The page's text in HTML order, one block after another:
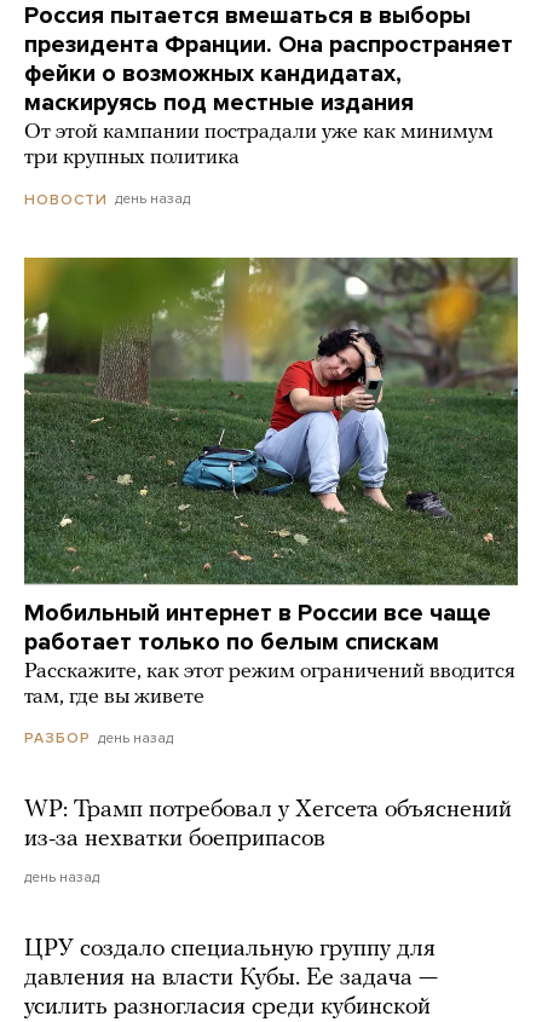
Россия пытается вмешаться в выборы
президента Франции. Она распространяет
фейки о возможных кандидатах,
маскируясь под местные издания
От этой кампании пострадали уже как минимум
три крупных политика
НОВОСТИ день назад
Мобильный интернет в России все чаще
работает только по белым спискам
Расскажите, как этот режим ограничений вводится
там, где вы живете
РАЗБОР день назад
WP: Трамп потребовал у Хегсета объяснений
из-за нехватки боеприпасов
день назад
ЦРУ создало специальную группу для
давления на власти Кубы. Ее задача —
усилить разногласия среди кубинской